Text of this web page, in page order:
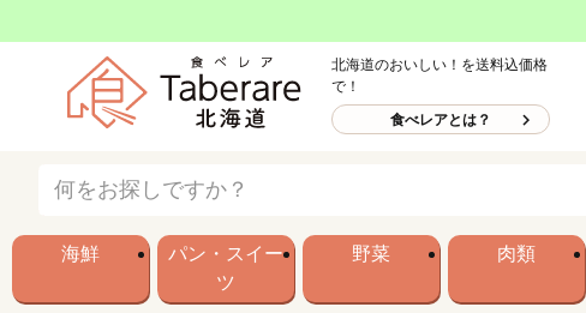
北海道のおいしい！を送料込価格
で！
食べレアとは？
海鮮
パン・スイー
ツ
野菜 肉類